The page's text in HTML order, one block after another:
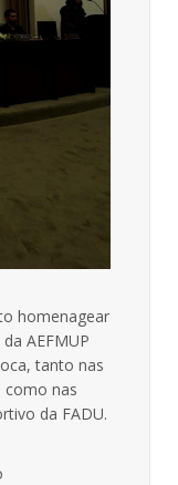
homenagear
AEFMUP
tanto nas
como nas
da FADU.